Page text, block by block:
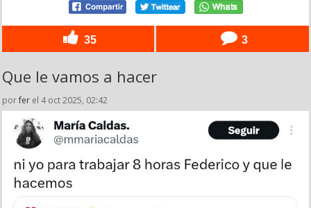
35 3
Que le vamos a hacer
porfer el 4 oct 2025, 02:42